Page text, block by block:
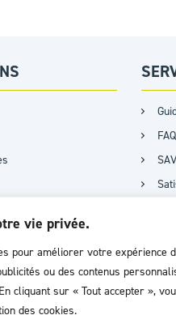
vie privée.
pour améliorer votre expérience
ou des contenus
cliquant sur « Tout accepter »,
des cookies.
FAQ